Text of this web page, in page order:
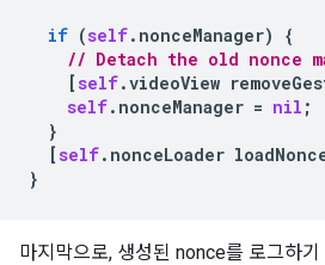
if (self. nonceManager)
{
// Detach the old nonce
[ self.videoView
self. nonceManager = nil ;
}
[ self. nonceLoader
}
마지막으로, 생성된 nonce를 로그하